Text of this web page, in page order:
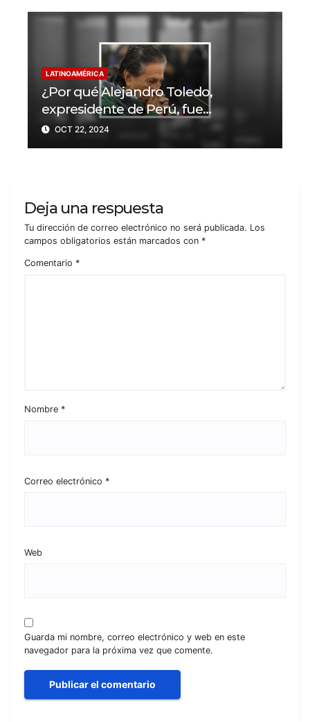
LATINOAMÉRICA
¿Por qué Alejandro Toledo,
expresidente de Perú, fue
condenado a 20 años de prisión?
OCT 22, 2024
Deja una respuesta
Tu dirección de correo electrónico no será publicada. Los
campos obligatorios están marcados con *
Comentario *
Nombre *
Correo electrónico *
Web
Guarda mi nombre, correo electrónico y web en este
navegador para la próxima vez que comente.